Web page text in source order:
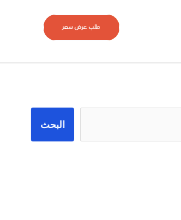
طلب عرض سعر
البحث